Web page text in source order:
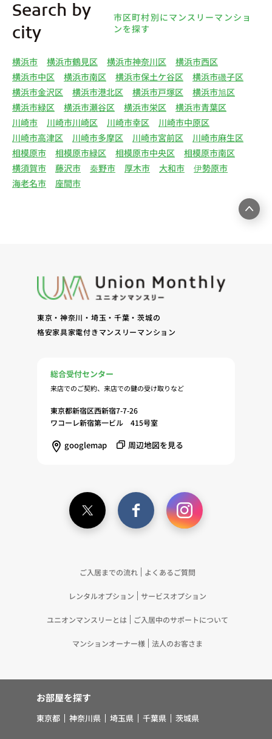
下記（1）～（13）における利用目的のために利用
し、また、利用目的を達成するために必要な範囲で
リー物件の紹介、利用契約に関する連絡、利用契約
の締結、履行。（2）弊社の他のマンスリー物件お
よびサービスの紹介ならびにお客様・オーナー様に
とって有用と思われる弊社提携先の商品・サービス
等を紹介するためのダイレクトメール、住環境向上
のためのアンケート等の発送（3）賃貸事業におけ
る情報・サービスを提供するための郵便物、電話、
電子メールまたは訪問等による営業活動（4）不動
産物件の紹介・賃貸借契約・サブリース契約等の締
結、履行および契約管理、契約後管理（5）弊社ホ
守、管理（9）サービスの改善のためおよびサービ
スの企画、研究および開発のため（10）本ポリシー
する情報等の個人情報について、調査・分析会社、
アフィリエーター、SNS事業者、広告関係会社、広
に保有する個人情報と当社から取得する個人情報を
突合して、お客様の当ウェブサイトの利用履歴等の
調査・分析、広告の効果測定およびその結果を利用
し、興味関心・嗜好に応じたサービスに関する広告
（11）本ポリシーへの同意に基づき、提携事業者等
記載の目的で利用するため（12）本ポリシーへの同
意に基づき、提携事業者等が取得した個人関連情報
の提供を受け、当社が既に有している個人情報を突
ービス、マーケティング活動、お問い合わせ対応お
5.お客様・オーナー様の個人情報の第三者への提
取り扱う個人情報を、あらかじめお客様およびオー
ナー様の同意を得ないで、第三者に提供いたしませ
生の向上または児童の健全な育成の推進のために特
に必要がある場合であって、お客様の同意を得るこ
Search by
city
市区町村別にマンスリーマンショ
ンを探す
横浜市 横浜市鶴見区 横浜市神奈川区
横浜市西区
横浜市中区
横浜市南区 横浜市保土ケ谷区
横浜市磯子区
横浜市金沢区
横浜市港北区 横浜市戸塚区
横浜市旭区
横浜市緑区
横浜市瀬谷区 横浜市栄区
横浜市青葉区
川崎市
川崎市川崎区 川崎市幸区
川崎市中原区
川崎市高津区
川崎市多摩区 川崎市宮前区
川崎市麻生区
相模原市
相模原市緑区 相模原市中央区
相模原市南区
横須賀市
藤沢市 秦野市 厚木市 大和市
伊勢原市
海老名市
座間市
東京・神奈川・埼玉・千葉・茨城の
格安家具家電付きマンスリーマンション
総合受付センター
来店でのご契約、来店での鍵の受け取りなど
東京都新宿区西新宿7-7-26
ワコーレ新宿第一ビル 415号室
googlemap 周辺地図を見る
ご入居までの流れ よくあるご質問
レンタルオプション サービスオプション
ユニオンマンスリーとは ご入居中のサポートについて
マンションオーナー様 法人のお客さま
お部屋を探す
東京都 神奈川県 埼玉県 千葉県 茨城県